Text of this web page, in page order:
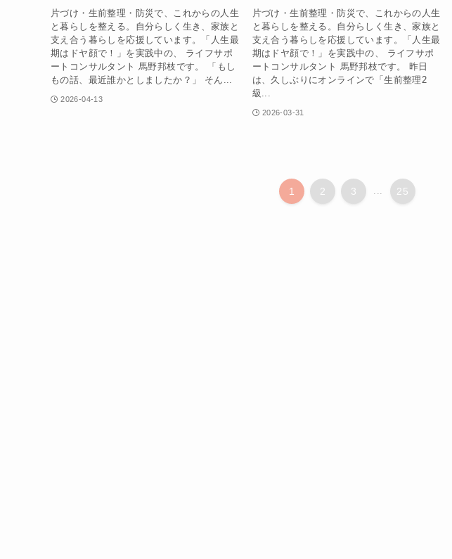
片づけ・生前整理・防災で、これからの人生
と暮らしを整える。自分らしく生き、家族と
支え合う暮らしを応援しています。「人生最
期はドヤ顔で！」を実践中の、 ライフサポ
ートコンサルタント 馬野邦枝です。 「もし
もの話、最近誰かとしましたか？」 そん...
2026-04-13
片づけ・生前整理・防災で、これからの人生
と暮らしを整える。自分らしく生き、家族と
支え合う暮らしを応援しています。「人生最
期はドヤ顔で！」を実践中の、 ライフサポ
ートコンサルタント 馬野邦枝です。 昨日
は、久しぶりにオンラインで「生前整理2
級...
2026-03-31
1 2 3 25